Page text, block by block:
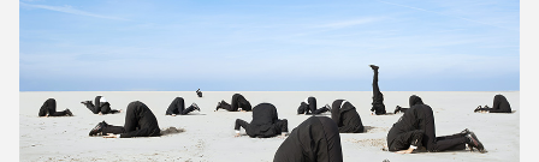
Un héritage de 40 ans d’expérience